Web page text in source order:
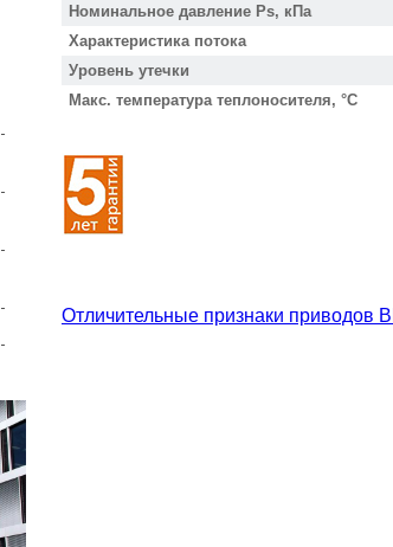
Номинальное давление Ps, кПа
Характеристика потока
Уровень утечки
Макс. температура теплоносителя, °С
Отличительные признаки приводов